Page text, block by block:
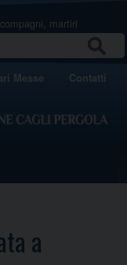
martiri
Messe Contatti
a